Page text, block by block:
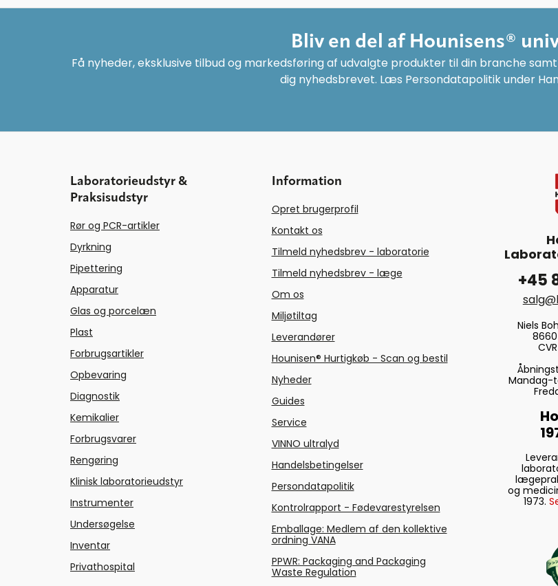
Bliv en del af Hounisens®
Få nyheder, eksklusive tilbud og markedsføring af udvalgte produkter til din branche
dig nyhedsbrevet. Læs Persondatapolitik under
Laboratorieudstyr &
Praksisudstyr
Rør og PCR-artikler
Dyrkning
Pipettering
Apparatur
Glas og porcelæn
Plast
Forbrugsartikler
Opbevaring
Diagnostik
Kemikalier
Forbrugsvarer
Rengøring
Klinisk laboratorieudstyr
Instrumenter
Undersøgelse
Inventar
Privathospital
Information
Opret brugerprofil
Kontakt os
Tilmeld nyhedsbrev - laboratorie
Tilmeld nyhedsbrev - læge
Om os
Miljøtiltag
Leverandører
Hounisen® Hurtigkøb - Scan og bestil
Nyheder
Guides
Service
VINNO ultralyd
Handelsbetingelser
Persondatapolitik
Kontrolrapport - Fødevarestyrelsen
Emballage: Medlem af den kollektive
ordning VANA
PPWR: Packaging and Packaging
Waste Regulation
+45
Niels
Mandag-
og
1973.